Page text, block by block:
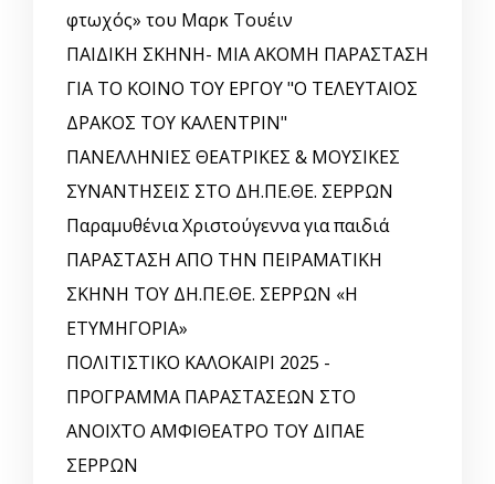
φτωχός» του Μαρκ Τουέιν
ΠΑΙΔΙΚΗ ΣΚΗΝΗ- ΜΙΑ ΑΚΟΜΗ ΠΑΡΑΣΤΑΣΗ
ΓΙΑ ΤΟ ΚΟΙΝΟ ΤΟΥ ΕΡΓΟΥ "Ο ΤΕΛΕΥΤΑΙΟΣ
ΔΡΑΚΟΣ ΤΟΥ ΚΑΛΕΝΤΡΙΝ"
ΠΑΝΕΛΛΗΝΙΕΣ ΘΕΑΤΡΙΚΕΣ & ΜΟΥΣΙΚΕΣ
ΣΥΝΑΝΤΗΣΕΙΣ ΣΤΟ ΔΗ.ΠΕ.ΘΕ. ΣΕΡΡΩΝ
Παραμυθένια Χριστούγεννα για παιδιά
ΠΑΡΑΣΤΑΣΗ ΑΠΟ ΤΗΝ ΠΕΙΡΑΜΑΤΙΚΗ
ΣΚΗΝΗ ΤΟΥ ΔΗ.ΠΕ.ΘΕ. ΣΕΡΡΩΝ «Η
ΕΤΥΜΗΓΟΡΙΑ»
ΠΟΛΙΤΙΣΤΙΚΟ ΚΑΛΟΚΑΙΡΙ 2025 -
ΠΡΟΓΡΑΜΜΑ ΠΑΡΑΣΤΑΣΕΩΝ ΣΤΟ
ΑΝΟΙΧΤΟ ΑΜΦΙΘΕΑΤΡΟ ΤΟΥ ΔΙΠΑΕ
ΣΕΡΡΩΝ